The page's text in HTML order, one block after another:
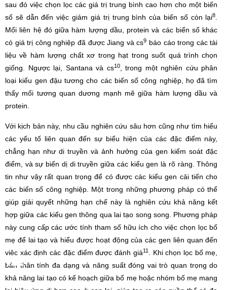
sau đó việc chọn lọc các giá trị trung bình cao hơn cho một biến
số sẽ dẫn đến việc giảm giá trị trung bình của biến số còn lại8
Mối liên hệ đó giữa hàm lượng dầu, protein và các biến số khác
có giá trị công nghiệp đã được Jiang và cs9 báo cáo trong các tài
liệu về hàm lượng chất xơ trong hạt trong suốt quá trình chọn
giống. Ngược lại, Santana và cs10, trong một nghiên cứu phân
loại kiểu gen đậu tương cho các biến số công nghiệp, họ đã tìm
thấy mối tương quan dương mạnh mẽ giữa hàm lượng dầu và
protein.
Với kịch bản này, nhu cầu nghiên cứu sâu hơn cũng như tìm hiểu
các yếu tố liên quan đến sự biểu hiện của các đặc điểm này,
chẳng hạn như di truyền và ảnh hưởng của gen kiểm soát đặc
điểm, và sự biến dị di truyền giữa các kiểu gen là rõ ràng. Thông
tin như vậy rất quan trọng để có được các kiểu gen cải tiến cho
các biến số công nghiệp. Một trong những phương pháp có thể
giúp giải quyết những hạn chế này là nghiên cứu khả năng kết
hợp giữa các kiểu gen thông qua lai tạo song song. Phương pháp
này cung cấp các ước tính tham số hữu ích cho việc chọn lọc bố
mẹ để lai tạo và hiểu được hoạt động của các gen liên quan đến
việc xác định các đặc điểm được đánh giá11. Khi chọn lọc bố mẹ,
bản thân tính đa dạng và năng suất đóng vai trò quan trọng do
khả năng lai tạo có kế hoạch giữa bố mẹ hoặc nhóm bố mẹ mang